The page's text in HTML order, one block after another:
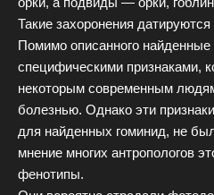
Такие захоронения
Помимо описанного
специфическими признаками,
некоторым современным
болезнью. Однако эти
для найденных гоминид, не
мнение многих антропологов
фенотипы.